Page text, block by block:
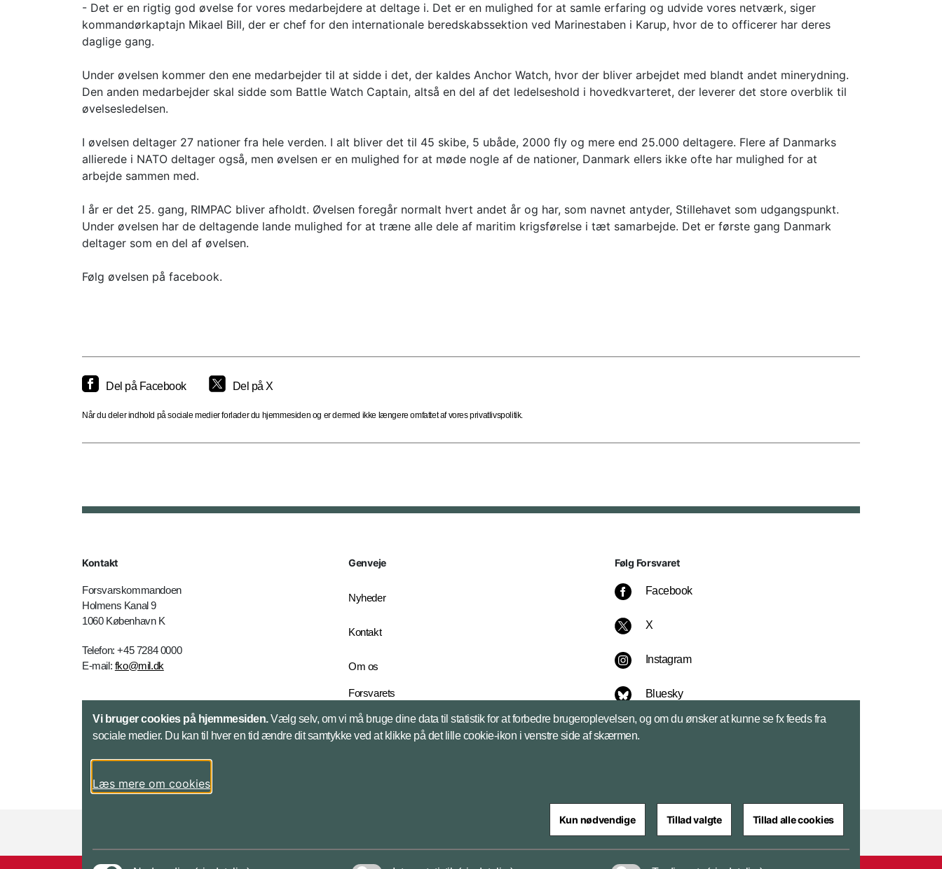
- Det er en rigtig god øvelse for vores medarbejdere at deltage i. Det er en mulighed for at samle erfaring og udvide vores netværk, siger
kommandørkaptajn Mikael Bill, der er chef for den internationale beredskabssektion ved Marinestaben i Karup, hvor de to officerer har deres
daglige gang.
Under øvelsen kommer den ene medarbejder til at sidde i det, der kaldes Anchor Watch, hvor der bliver arbejdet med blandt andet minerydning.
Den anden medarbejder skal sidde som Battle Watch Captain, altså en del af det ledelseshold i hovedkvarteret, der leverer det store overblik til
øvelsesledelsen.
I øvelsen deltager 27 nationer fra hele verden. I alt bliver det til 45 skibe, 5 ubåde, 2000 fly og mere end 25.000 deltagere. Flere af Danmarks
allierede i NATO deltager også, men øvelsen er en mulighed for at møde nogle af de nationer, Danmark ellers ikke ofte har mulighed for at
arbejde sammen med.
I år er det 25. gang, RIMPAC bliver afholdt. Øvelsen foregår normalt hvert andet år og har, som navnet antyder, Stillehavet som udgangspunkt.
Under øvelsen har de deltagende lande mulighed for at træne alle dele af maritim krigsførelse i tæt samarbejde. Det er første gang Danmark
deltager som en del af øvelsen.
Følg øvelsen på facebook.
Del på Facebook Del på X
Når du deler indhold på sociale medier forlader du hjemmesiden og er dermed ikke længere omfattet af vores privatlivspolitik.
Kontakt
Forsvarskommandoen
Holmens Kanal 9
1060 København K
Telefon: +45 7284 0000
E-mail: fko@mil.dk
Kontakt
Genveje
Nyheder
Kontakt
Om os
Forsvarets
English Edition
Følg Forsvaret
Facebook
X
Instagram
Bluesky
LinkedIn
Vi bruger cookies på hjemmesiden.Vælg selv, om vi må bruge dine data til statistik for at forbedre brugeroplevelsen, og om du ønsker at kunne se fx feeds fra
sociale medier. Du kan til hver en tid ændre dit samtykke ved at klikke på det lille cookie-ikon i venstre side af skærmen.
Læs mere om cookies
Kun nødvendige Tillad valgte Tillad alle cookies